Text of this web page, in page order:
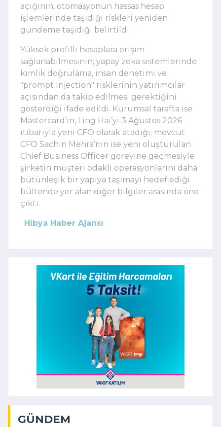
açığının, otomasyonun hassas hesap
işlemlerinde taşıdığı riskleri yeniden
gündeme taşıdığı belirtildi.
Yüksek profilli hesaplara erişim
sağlanabilmesinin; yapay zeka sistemlerinde
kimlik doğrulama, insan denetimi ve
"prompt injection" risklerinin yatırımcılar
açısından da takip edilmesi gerektiğini
gösterdiği ifade edildi. Kurumsal tarafta ise
Mastercard’ın, Ling Hai’yi 3 Ağustos 2026
itibarıyla yeni CFO olarak atadığı; mevcut
CFO Sachin Mehra’nın ise yeni oluşturulan
Chief Business Officer görevine geçmesiyle
şirketin müşteri odaklı operasyonlarını daha
bütünleşik bir yapıya taşımayı hedeflediği
bültende yer alan diğer bilgiler arasında öne
çıktı.
Hibya Haber Ajansı
GÜNDEM